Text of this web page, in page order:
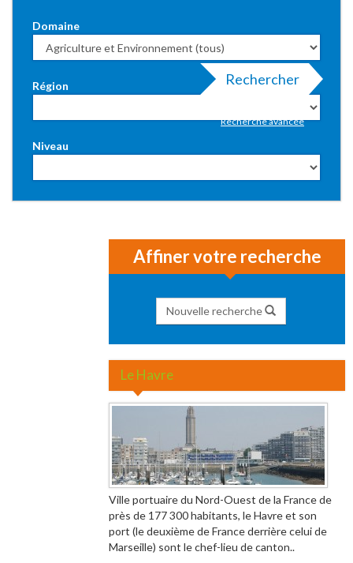
Domaine
Région
Niveau
Rechercher
Recherche avancée
Affiner votre recherche
Nouvelle recherche
Le Havre
Ville portuaire du Nord-Ouest de la France de
près de 177 300 habitants, le Havre et son
port (le deuxième de France derrière celui de
Marseille) sont le chef-lieu de canton..